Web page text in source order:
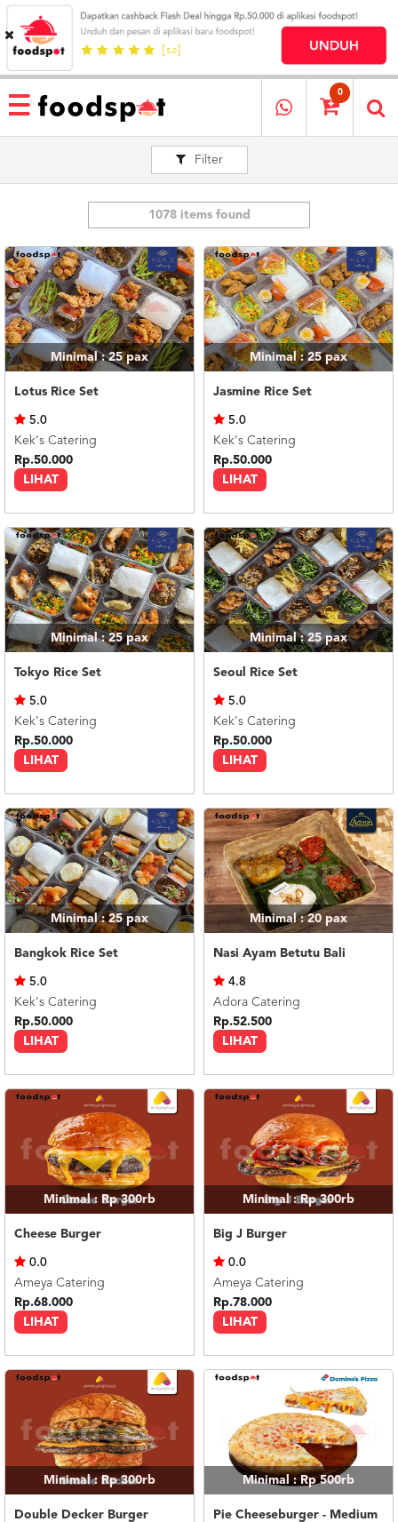
HOME
MENU
RESTAURANT
MEREKA
KATALOG
LOYALTY
PROGRAM
FAQ
ABOUT
BLOG
TERMS
CALL
CENTER
021
5091
3494
LOGIN
DAFTAR
0
Filter
1078 items found
Minimal : 25pax
Lotus Rice Set
LIHAT
5.0
Kek's Catering
Rp.50.000
Minimal : 25pax
Jasmine Rice Set
LIHAT
5.0
Kek's Catering
Rp.50.000
Minimal : 25pax
Tokyo Rice Set
LIHAT
5.0
Kek's Catering
Rp.50.000
Minimal : 25pax
Seoul Rice Set
LIHAT
5.0
Kek's Catering
Rp.50.000
Minimal : 25pax
Bangkok Rice Set
LIHAT
5.0
Kek's Catering
Rp.50.000
Minimal : 20 pax
Nasi Ayam Betutu Bali
LIHAT
4.8
Adora Catering
Rp.52.500
Minimal : Rp 300rb
Cheese Burger
LIHAT
0.0
Ameya Catering
Rp.68.000
Minimal : Rp 300rb
Big J Burger
LIHAT
0.0
Ameya Catering
Rp.78.000
Minimal : Rp 300rb
Double Decker Burger
Minimal : Rp 500rb
Pie Cheeseburger - Medium